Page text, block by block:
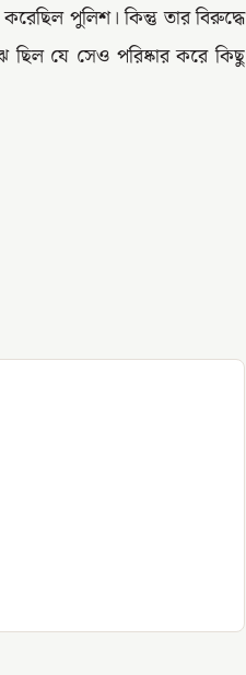
পুলিশ। কিন্তু তার বিরুদ্ধে
যে সেও পরিষ্কার করে কিছু